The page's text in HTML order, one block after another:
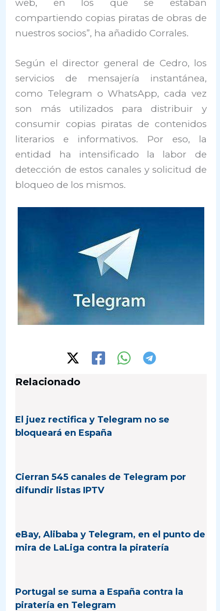
web, en los que se estaban
compartiendo copias piratas de obras de
nuestros socios”, ha añadido Corrales.
Según el director general de Cedro, los
servicios de mensajería instantánea,
como Telegram o WhatsApp, cada vez
son más utilizados para distribuir y
consumir copias piratas de contenidos
literarios e informativos. Por eso, la
entidad ha intensificado la labor de
detección de estos canales y solicitud de
bloqueo de los mismos.
Relacionado
El juez rectifica y Telegram no se
bloqueará en España
Cierran 545 canales de Telegram por
difundir listas IPTV
eBay, Alibaba y Telegram, en el punto de
mira de LaLiga contra la piratería
Portugal se suma a España contra la
piratería en Telegram